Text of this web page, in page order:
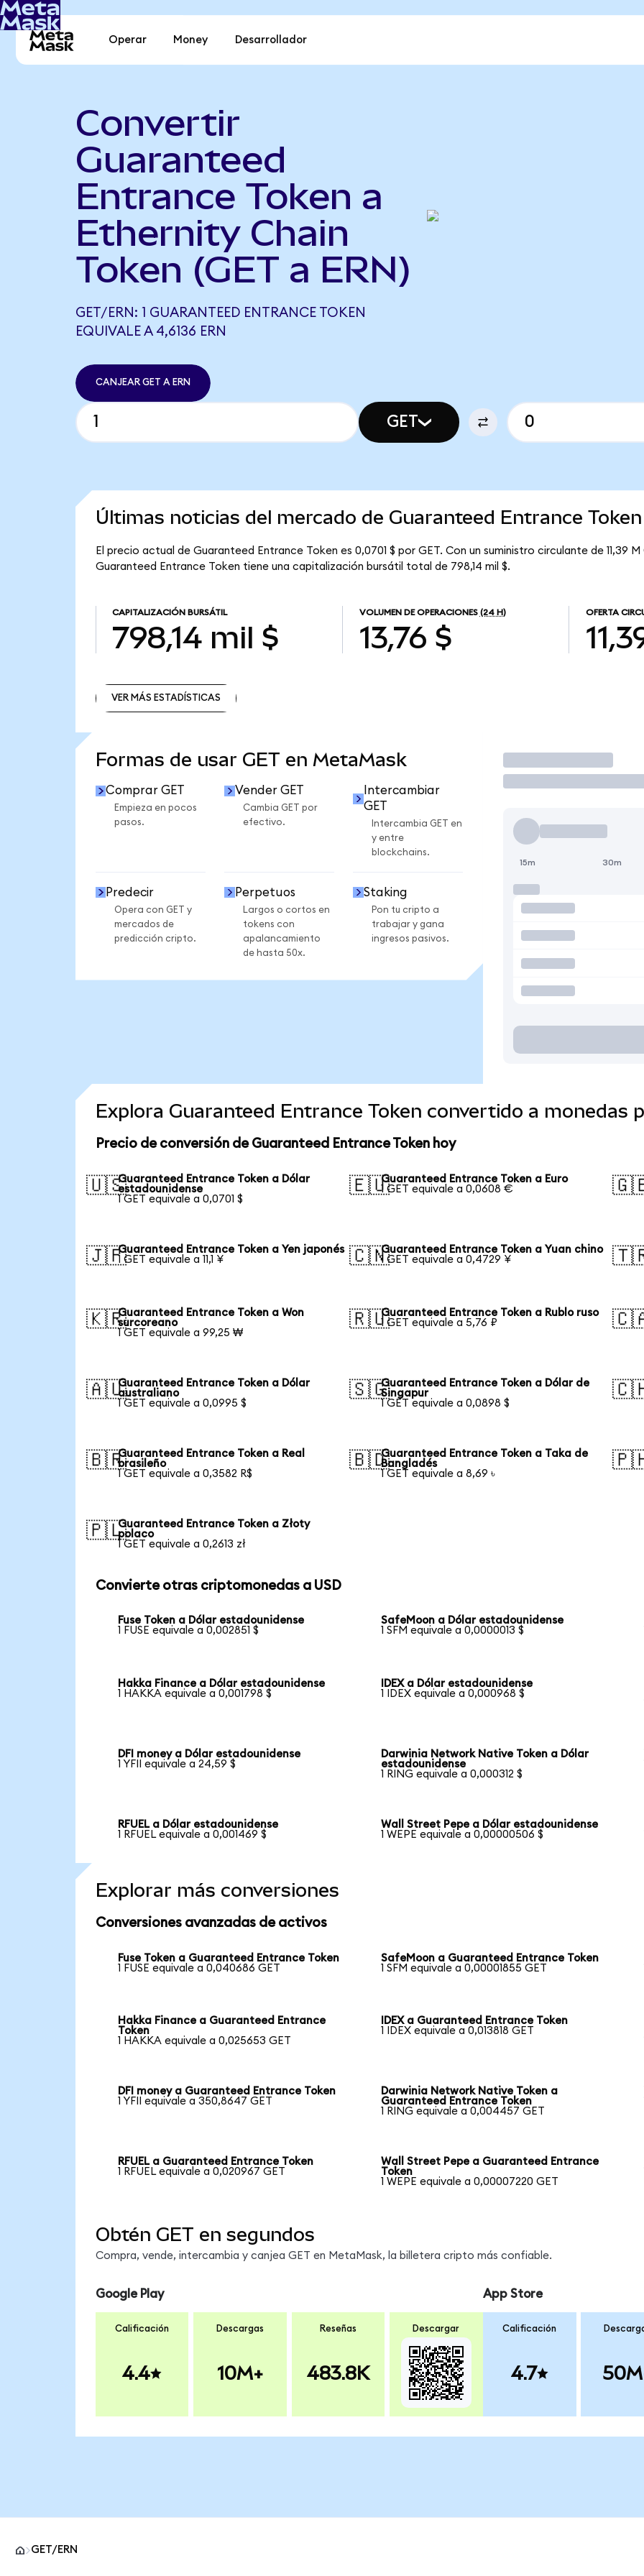
Operar Money Desarrollador
Convertir
Guaranteed
Entrance Token a
Ethernity Chain
Token (GET a ERN)
GET/ERN: 1 GUARANTEED ENTRANCE TOKEN
EQUIVALE A 4,6136 ERN
CANJEAR GET A ERN
GET
Últimas noticias del mercado de Guaranteed Entrance Token
El precio actual de Guaranteed Entrance Token es 0,0701 $ por GET. Con un suministro circulante de 11,39
Guaranteed Entrance Token tiene una capitalización bursátil total de 798,14 mil $.
CAPITALIZACIÓN BURSÁTIL
798,14 mil $
VOLUMEN DE OPERACIONES (24 H)
13,76 $
OFERTA
VER MÁS ESTADÍSTICAS
Formas de usar GET en MetaMask
Comprar GET
Empieza en pocos
pasos.
Vender GET
Cambia GET por
efectivo.
Intercambiar
GET
Intercambia GET en
y entre
blockchains.
Predecir
Opera con GET y
mercados de
predicción cripto.
Perpetuos
Largos o cortos en
tokens con
apalancamiento
de hasta 50x.
Staking
Pon tu cripto a
trabajar y gana
ingresos pasivos.
Operar
15m 30m
Explora Guaranteed Entrance Token convertido a monedas
Precio de conversión de Guaranteed Entrance Token hoy
🇺🇸Guaranteed Entrance Token a Dólar
estadounidense
1 GET equivale a 0,0701 $
🇪🇺Guaranteed Entrance Token a Euro
1 GET equivale a 0,0608 €
🇯🇵Guaranteed Entrance Token a Yen japonés
1 GET equivale a 11,1 ¥
🇨🇳Guaranteed Entrance Token a Yuan chino
1 GET equivale a 0,4729 ¥
🇰🇷Guaranteed Entrance Token a Won
surcoreano
1 GET equivale a 99,25 ₩
🇷🇺Guaranteed Entrance Token a Rublo ruso
1 GET equivale a 5,76 ₽
🇦🇺Guaranteed Entrance Token a Dólar
australiano
1 GET equivale a 0,0995 $
🇸🇬Guaranteed Entrance Token a Dólar de
Singapur
1 GET equivale a 0,0898 $
🇧🇷Guaranteed Entrance Token a Real
brasileño
1 GET equivale a 0,3582 R$
🇧🇩Guaranteed Entrance Token a Taka de
Bangladés
1 GET equivale a 8,69 ৳
🇵🇱Guaranteed Entrance Token a Złoty
polaco
1 GET equivale a 0,2613 zł
Convierte otras criptomonedas a USD
Fuse Token a Dólar estadounidense
1 FUSE equivale a 0,002851 $
SafeMoon a Dólar estadounidense
1 SFM equivale a 0,0000013 $
Hakka Finance a Dólar estadounidense
1 HAKKA equivale a 0,001798 $
IDEX a Dólar estadounidense
1 IDEX equivale a 0,000968 $
DFI money a Dólar estadounidense
1 YFII equivale a 24,59 $
Darwinia Network Native Token a Dólar
estadounidense
1 RING equivale a 0,000312 $
RFUEL a Dólar estadounidense
1 RFUEL equivale a 0,001469 $
Wall Street Pepe a Dólar estadounidense
1 WEPE equivale a 0,00000506 $
Explorar más conversiones
Conversiones avanzadas de activos
Fuse Token a Guaranteed Entrance Token
1 FUSE equivale a 0,040686 GET
SafeMoon a Guaranteed Entrance Token
1 SFM equivale a 0,00001855 GET
Hakka Finance a Guaranteed Entrance
Token
1 HAKKA equivale a 0,025653 GET
IDEX a Guaranteed Entrance Token
1 IDEX equivale a 0,013818 GET
DFI money a Guaranteed Entrance Token
1 YFII equivale a 350,8647 GET
Darwinia Network Native Token a
Guaranteed Entrance Token
1 RING equivale a 0,004457 GET
RFUEL a Guaranteed Entrance Token
1 RFUEL equivale a 0,020967 GET
Wall Street Pepe a Guaranteed Entrance
Token
1 WEPE equivale a 0,00007220 GET
Obtén GET en segundos
Compra, vende, intercambia y canjea GET en MetaMask, la billetera cripto más confiable.
Google Play
Calificación
4.4
Descargas
10M+
Reseñas
483.8K
Descargar
App Store
Calificación
4.7
GET/ERN